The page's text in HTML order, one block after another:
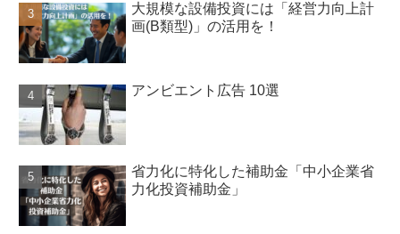
大規模な設備投資には「経営力向上計
画(B類型)」の活用を！
アンビエント広告 10選
省力化に特化した補助金「中小企業省
力化投資補助金」